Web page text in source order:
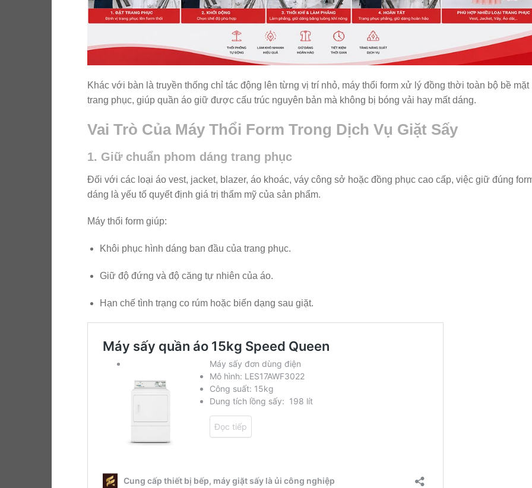
Khác với bàn là truyền thống chỉ tác động lên từng vị trí nhỏ, máy thổi form xử lý đồng thời toàn bộ bề mặt
trang phục, giúp quần áo giữ được cấu trúc nguyên bản mà không bị bóng vải hay mất dáng.
Vai Trò Của Máy Thổi Form Trong Dịch Vụ Giặt Sấy
1. Giữ chuẩn phom dáng trang phục
Đối với các loại áo vest, jacket, blazer, áo khoác, váy công sở hoặc đồng phục cao cấp, việc giữ đúng
dáng là yếu tố quyết định giá trị thẩm mỹ của sản phẩm.
Máy thổi form giúp:
Khôi phục hình dáng ban đầu của trang phục.
Giữ độ đứng và độ căng tự nhiên của áo.
Hạn chế tình trạng co rúm hoặc biến dạng sau giặt.